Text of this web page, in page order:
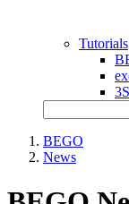
Tutorials
BEGO
News